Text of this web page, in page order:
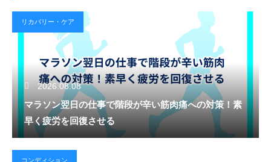
リカバリー・ケア
2026.08.08
マラソン翌日の仕事で階段が辛い筋肉痛への対策！素
早く疲労を回復させる
コンディション